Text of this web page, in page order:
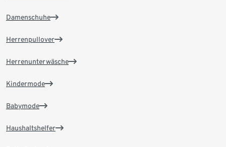
Damenschuhe
Herrenpullover
Herrenunterwäsche
Kindermode
Babymode
Haushaltshelfer